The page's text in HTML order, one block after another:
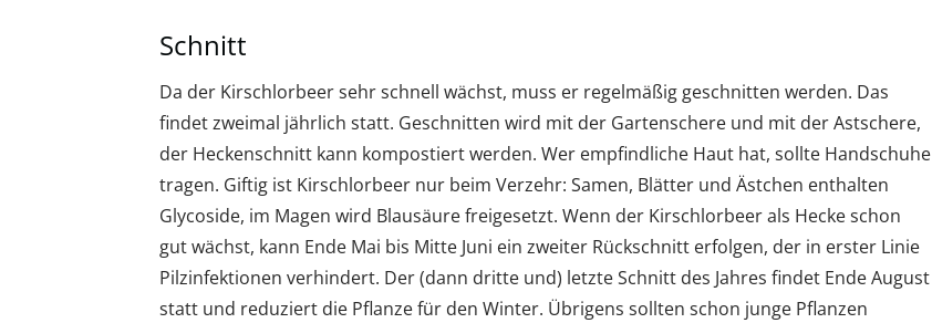
Schnitt
Da der Kirschlorbeer sehr schnell wächst, muss er regelmäßig geschnitten werden. Das
findet zweimal jährlich statt. Geschnitten wird mit der Gartenschere und mit der Astschere,
der Heckenschnitt kann kompostiert werden. Wer empfindliche Haut hat, sollte Handschuhe
tragen. Giftig ist Kirschlorbeer nur beim Verzehr: Samen, Blätter und Ästchen enthalten
Glycoside, im Magen wird Blausäure freigesetzt. Wenn der Kirschlorbeer als Hecke schon
gut wächst, kann Ende Mai bis Mitte Juni ein zweiter Rückschnitt erfolgen, der in erster Linie
Pilzinfektionen verhindert. Der (dann dritte und) letzte Schnitt des Jahres findet Ende August
statt und reduziert die Pflanze für den Winter. Übrigens sollten schon junge Pflanzen